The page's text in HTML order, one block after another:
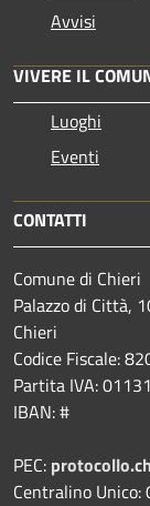
Avvisi
VIVERE IL
Luoghi
Eventi
CONTATTI
Comune di Chieri
Palazzo di Città,
Chieri
Codice Fiscale:
Partita IVA:
IBAN: #
PEC:
Centralino Unico: